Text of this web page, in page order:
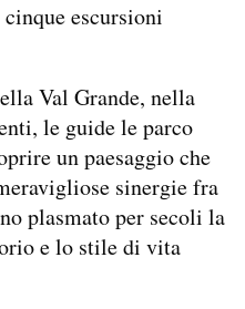
escursioni
Val Grande, nella
le guide le parco
un paesaggio che
sinergie fra
plasmato per secoli la
e lo stile di vita